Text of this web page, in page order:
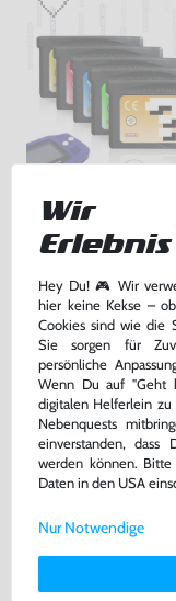
Wundertüte: 5 Original
GameBoy Advance
gebraucht
nur42,99 €
Warenkorb
Wir
Hey Du! 🎮 Wir
hier keine Kekse –
Cookies sind wie die
Sie sorgen für
persönliche
Wenn Du auf "Geht
digitalen Helferlein zu
Nebenquests
einverstanden, dass
werden können.
Daten in den USA
Weitere
Deinen Rechten
Nur Notwendige